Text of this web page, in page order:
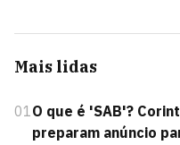
Mais lidas
01 O que é 'SAB'?
preparam anúncio